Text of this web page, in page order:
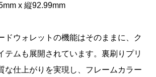
x 縦92.99mm
ドウォレットの機能はそのままに、ク
テムも展開されています。裏刷りプリ
な仕上がりを実現し、フレームカラー